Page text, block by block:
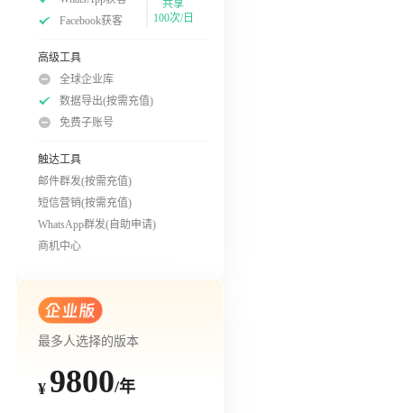
Facebook获客
共享
100次/日
高级工具
全球企业库
数据导出(按需充值)
免费子账号
触达工具
邮件群发(按需充值)
短信营销(按需充值)
WhatsApp群发(自助申请)
商机中心
最多人选择的版本
¥ 9800/年